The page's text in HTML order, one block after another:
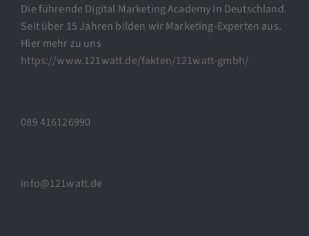
Die führende Digital Marketing Academy in Deutschland.
Seit über 15 Jahren bilden wir Marketing-Experten aus.
Hier mehr zu uns
https://www.121watt.de/fakten/121watt-gmbh/
089 416126990
info@121watt.de